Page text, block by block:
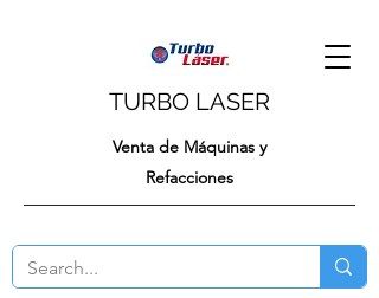
TURBO LASER
Venta de Máquinas y
Refacciones